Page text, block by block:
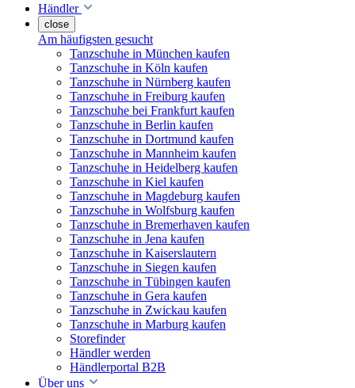
Händler
close
Am häufigsten gesucht
Tanzschuhe in München kaufen
Tanzschuhe in Köln kaufen
Tanzschuhe in Nürnberg kaufen
Tanzschuhe in Freiburg kaufen
Tanzschuhe bei Frankfurt kaufen
Tanzschuhe in Berlin kaufen
Tanzschuhe in Dortmund kaufen
Tanzschuhe in Mannheim kaufen
Tanzschuhe in Heidelberg kaufen
Tanzschuhe in Kiel kaufen
Tanzschuhe in Magdeburg kaufen
Tanzschuhe in Wolfsburg kaufen
Tanzschuhe in Bremerhaven kaufen
Tanzschuhe in Jena kaufen
Tanzschuhe in Kaiserslautern
Tanzschuhe in Siegen kaufen
Tanzschuhe in Tübingen kaufen
Tanzschuhe in Gera kaufen
Tanzschuhe in Zwickau kaufen
Tanzschuhe in Marburg kaufen
Storefinder
Händler werden
Händlerportal B2B
Über uns